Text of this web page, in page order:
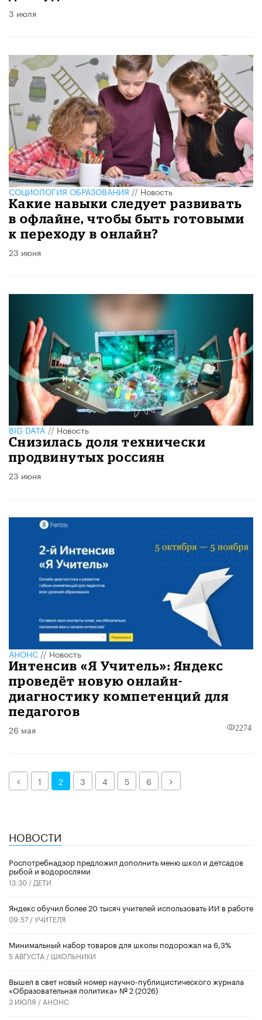
3 июля
CОЦИОЛОГИЯ ОБРАЗОВАНИЯ//Новость
Какие навыки следует развивать
в офлайне, чтобы быть готовыми
к переходу в онлайн?
23 июня
BIG DATA//Новость
Снизилась доля технически
продвинутых россиян
23 июня
АНОНС//Новость
Интенсив «Я Учитель»: Яндекс
проведёт новую онлайн-
диагностику компетенций для
педагогов
26 мая 2274
Назад1 2 3 4 5 6 Далее
НОВОСТИ
Роспотребнадзор предложил дополнить меню школ и детсадов
рыбой и водорослями
13:30 / ДЕТИ
​Яндекс обучил более 20 тысяч учителей использовать ИИ в работе
09:57 /УЧИТЕЛЯ
Минимальный набор товаров для школы подорожал на 6,3%
5 АВГУСТА / ШКОЛЬНИКИ
Вышел в свет новый номер научно-публицистического журнала
«Образовательная политика» № 2 (2026)
3 ИЮЛЯ / АНОНС